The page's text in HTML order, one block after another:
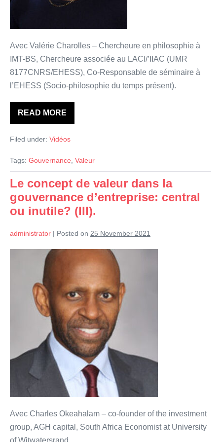
Avec Valérie Charolles – Chercheure en philosophie à
IMT-BS, Chercheure associée au LACI/’IIAC (UMR
8177CNRS/EHESS), Co-Responsable de séminaire à
l’EHESS (Socio-philosophie du temps présent).
READ MORE
Le
concept
valeur
gouvernance
d’entreprise:
central
ou
inutile?
(IV).
Filed under: Vidéos
Tags: Gouvernance, Valeur
Le concept de valeur dans la
gouvernance d’entreprise: central
ou inutile? (III).
administrator | Posted on 25 November 2021
gouvernance
d’entreprise:
central
inutile?
Avec Charles Okeahalam – co-founder of the investment
group, AGH capital, South Africa Economist at University